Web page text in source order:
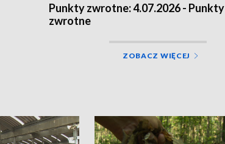
Punkty zwrotne: 4.07.2026 - Punkty
zwrotne
ZOBACZ WIĘCEJ